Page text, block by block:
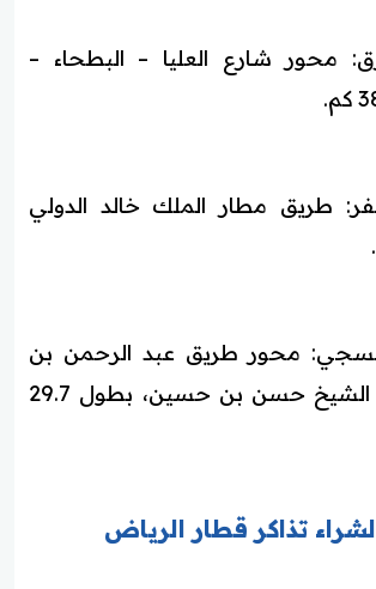
محور شارع العليا – البطحاء –
طريق مطار الملك خالد الدولي
محور طريق عبد الرحمن بن
عوف – طريق الشيخ حسن بن حسين، بطول 29.7
تذاكر قطار الرياض